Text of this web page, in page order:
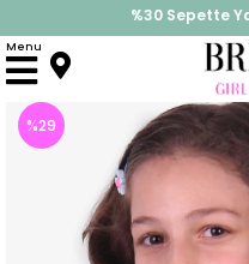
%30 Sepette
İndirimlere ek %10
Menu
Anasayfa Üst Giyim
%29